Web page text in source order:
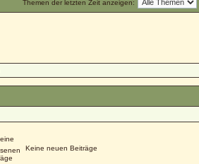
Themen der letzten Zeit anzeigen:
Keine neuen Beiträge